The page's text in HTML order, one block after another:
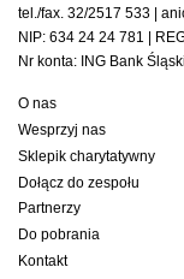
tel./fax. 32/2517 533 |
NIP: 634 24 24 781 |
Nr konta: ING Bank
O nas
Wesprzyj nas
Sklepik charytatywny
Dołącz do zespołu
Partnerzy
Do pobrania
Kontakt